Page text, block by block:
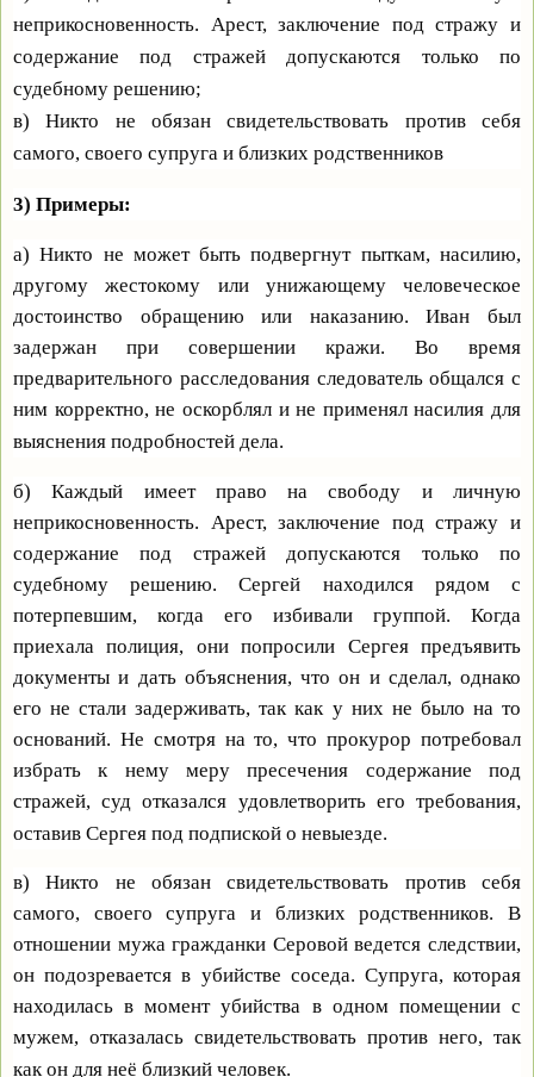
неприкосновенность. Арест, заключение под стражу и
содержание под стражей допускаются только по
судебному решению;
в) Никто не обязан свидетельствовать против себя
самого, своего супруга и близких родственников
3) Примеры:
а) Никто не может быть подвергнут пыткам, насилию,
другому жестокому или унижающему человеческое
достоинство обращению или наказанию. Иван был
задержан при совершении кражи. Во время
предварительного расследования следователь общался с
ним корректно, не оскорблял и не применял насилия для
выяснения подробностей дела.
б) Каждый имеет право на свободу и личную
неприкосновенность. Арест, заключение под стражу и
содержание под стражей допускаются только по
судебному решению. Сергей находился рядом с
потерпевшим, когда его избивали группой. Когда
приехала полиция, они попросили Сергея предъявить
документы и дать объяснения, что он и сделал, однако
его не стали задерживать, так как у них не было на то
оснований. Не смотря на то, что прокурор потребовал
избрать к нему меру пресечения содержание под
стражей, суд отказался удовлетворить его требования,
оставив Сергея под подпиской о невыезде.
в) Никто не обязан свидетельствовать против себя
самого, своего супруга и близких родственников. В
отношении мужа гражданки Серовой ведется следствии,
он подозревается в убийстве соседа. Супруга, которая
находилась в момент убийства в одном помещении с
мужем, отказалась свидетельствовать против него, так
как он для неё близкий человек.